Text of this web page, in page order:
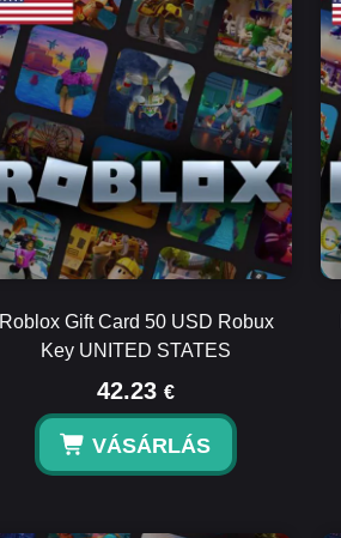
Roblox Gift Card 50 USD Robux
Key UNITED STATES
42.23 €
VÁSÁRLÁS